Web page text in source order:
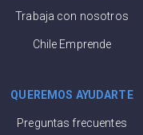
Trabaja con nosotros
Chile Emprende
QUEREMOS AYUDARTE
Preguntas frecuentes